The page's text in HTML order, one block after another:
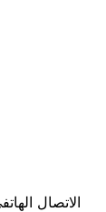
الاتصال